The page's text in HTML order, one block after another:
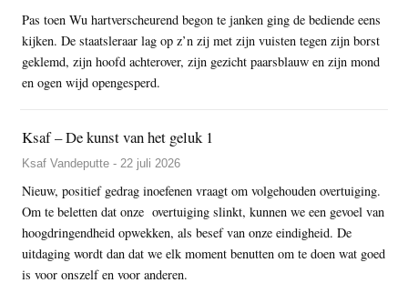
Pas toen Wu hartverscheurend begon te janken ging de bediende eens
kijken. De staatsleraar lag op z’n zij met zijn vuisten tegen zijn borst
geklemd, zijn hoofd achterover, zijn gezicht paarsblauw en zijn mond
en ogen wijd opengesperd.
Ksaf – De kunst van het geluk 1
Ksaf Vandeputte - 22 juli 2026
Nieuw, positief gedrag inoefenen vraagt om volgehouden overtuiging.
Om te beletten dat onze overtuiging slinkt, kunnen we een gevoel van
hoogdringendheid opwekken, als besef van onze eindigheid. De
uitdaging wordt dan dat we elk moment benutten om te doen wat goed
is voor onszelf en voor anderen.